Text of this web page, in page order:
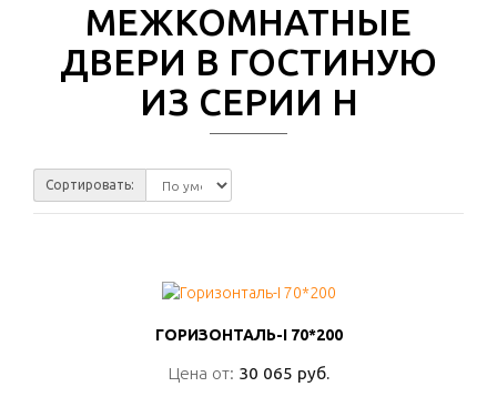
МЕЖКОМНАТНЫЕ
ДВЕРИ В ГОСТИНУЮ
ИЗ СЕРИИ H
Сортировать:
ГОРИЗОНТАЛЬ-I 70*200
Цена от: 30 065 руб.
ГОРИЗОНТАЛЬ-I 70*200
Цена от: 30 065 руб.